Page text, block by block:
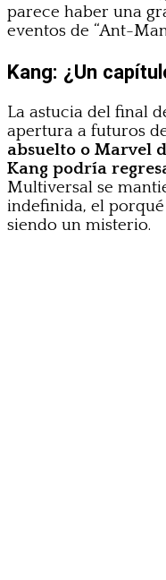
parece haber una
eventos de “Ant-
Kang: ¿Un
La astucia del final
apertura a futuros
absuelto o Marvel
Kang podría
Multiversal se
indefinida, el
siendo un misterio.